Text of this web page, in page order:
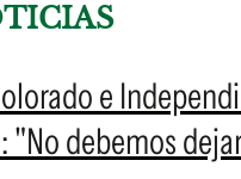
e
"No debemos